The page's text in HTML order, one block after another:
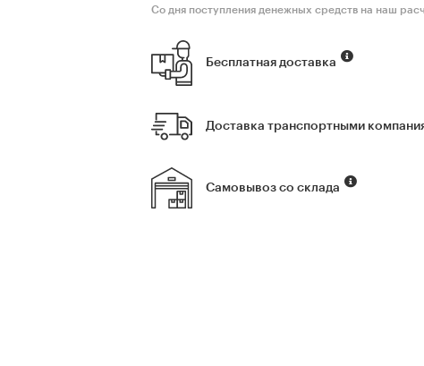
Со дня поступления денежных средств на наш
Бесплатная доставка
Доставка транспортными
Самовывоз со склада